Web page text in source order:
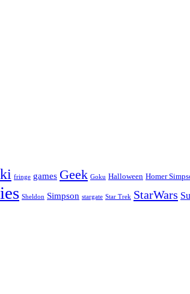
fringe games Geek Goku Halloween Homer
Sheldon Simpson stargate Star Trek StarWars